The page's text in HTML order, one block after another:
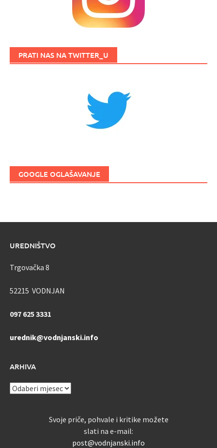
PRATI NAS NA TWITTER_U
GOOGLE OGLAŠAVANJE
UREDNIŠTVO
Trgovačka 8
52215 VODNJAN
097 625 3331
urednik@vodnjanski.info
ARHIVA
ARHIVA
Svoje priče, pohvale i kritike možete
slati na e-mail:
post@vodnjanski.info